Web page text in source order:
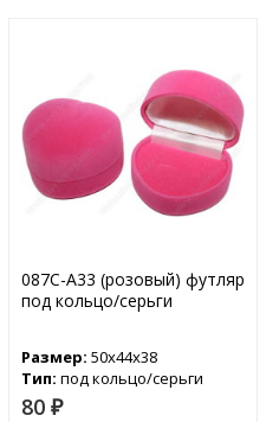
087С-А33 (розовый) футляр
под кольцо/серьги
Размер: 50х44х38
Тип: под кольцо/серьги
80 ₽